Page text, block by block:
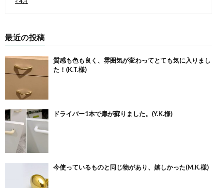
最近の投稿
質感も色も良く、雰囲気が変わってとても気に入りまし
た！(K.T.様)
ドライバー1本で扉が蘇りました。(Y.K.様)
今使っているものと同じ物があり、嬉しかった(M.K.様)